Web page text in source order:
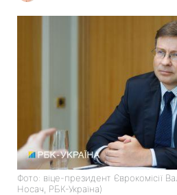
Фото: віце-президент Єврокомісії
Носач, РБК-Україна)